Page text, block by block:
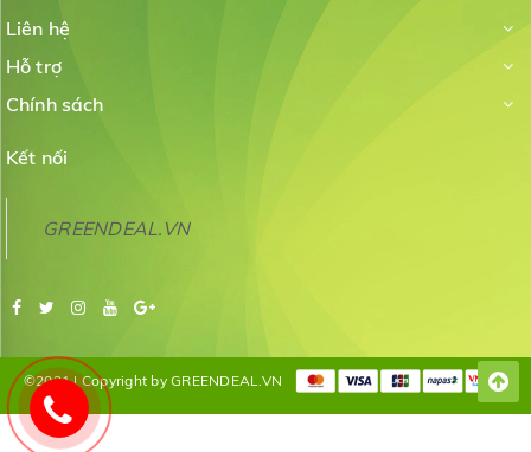
Liên hệ
Hỗ trợ
Chính sách
Kết nối
GREENDEAL.VN
©2021 | Copyright by GREENDEAL.VN